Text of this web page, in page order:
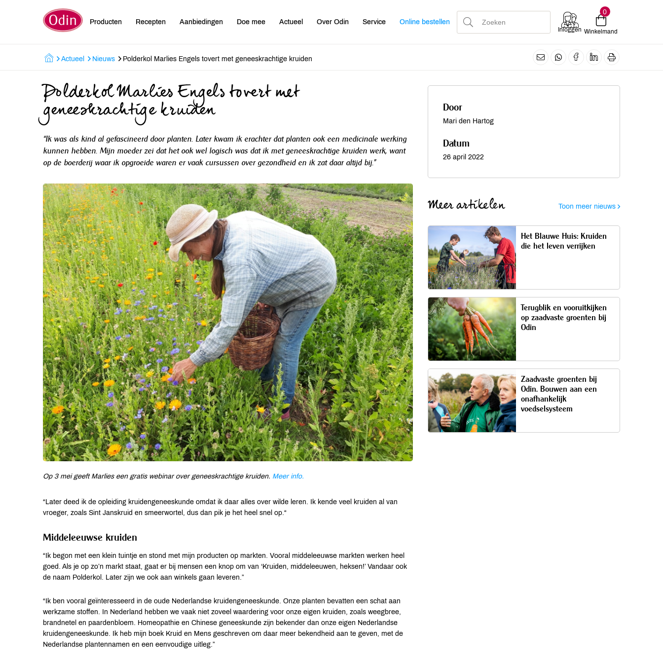
Producten Recepten Aanbiedingen Doe mee Actueel Over Odin Service Online bestellen
Inloggen
0
Winkelmand
Actueel Nieuws Polderkol Marlies Engels tovert met geneeskrachtige kruiden
Polderkol Marlies Engels tovert met
geneeskrachtige kruiden
“Ik was als kind al gefascineerd door planten. Later kwam ik erachter dat planten ook een medicinale werking
kunnen hebben. Mijn moeder zei dat het ook wel logisch was dat ik met geneeskrachtige kruiden werk, want
op de boerderij waar ik opgroeide waren er vaak cursussen over gezondheid en ik zat daar altijd bij."
Op 3 mei geeft Marlies een gratis webinar over geneeskrachtige kruiden. Meer info.
“Later deed ik de opleiding kruidengeneeskunde omdat ik daar alles over wilde leren. Ik kende veel kruiden al van
vroeger, zoals Sint Janskruid en smeerwortel, dus dan pik je het heel snel op.“
Middeleeuwse kruiden
“Ik begon met een klein tuintje en stond met mijn producten op markten. Vooral middeleeuwse markten werken heel
goed. Als je op zo’n markt staat, gaat er bij mensen een knop om van ‘Kruiden, middeleeuwen, heksen!’ Vandaar ook
de naam Polderkol. Later zijn we ook aan winkels gaan leveren.”
“Ik ben vooral geïnteresseerd in de oude Nederlandse kruidengeneeskunde. Onze planten bevatten een schat aan
werkzame stoffen. In Nederland hebben we vaak niet zoveel waardering voor onze eigen kruiden, zoals weegbree,
brandnetel en paardenbloem. Homeopathie en Chinese geneeskunde zijn bekender dan onze eigen Nederlandse
kruidengeneeskunde. Ik heb mijn boek Kruid en Mens geschreven om daar meer bekendheid aan te geven, met de
Nederlandse plantennamen en een eenvoudige uitleg.”
Door
Mari den Hartog
Datum
26 april 2022
Meer artikelen Toon meer nieuws
Het Blauwe Huis: Kruiden
die het leven verrijken
Terugblik en vooruitkijken
op zaadvaste groenten bij
Odin
Zaadvaste groenten bij
Odin. Bouwen aan een
onafhankelijk
voedselsysteem